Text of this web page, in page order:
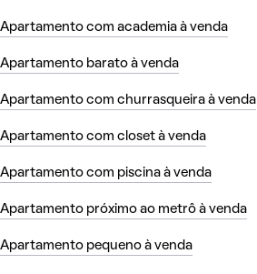
Apartamento com academia à venda
Apartamento barato à venda
Apartamento com churrasqueira à venda
Apartamento com closet à venda
Apartamento com piscina à venda
Apartamento próximo ao metrô à venda
Apartamento pequeno à venda